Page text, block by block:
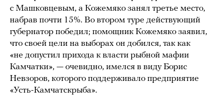
с Машковцевым, а Кожемяко занял третье место,
набрав почти 15%. Во втором туре действующий
губернатор победил; помощник Кожемяко заявил,
что своей цели на выборах он добился, так как
«не допустил прихода к власти рыбной мафии
Камчатки», — очевидно, имелся в виду Борис
Невзоров, которого поддерживало предприятие
«Усть-Камчатскрыба».